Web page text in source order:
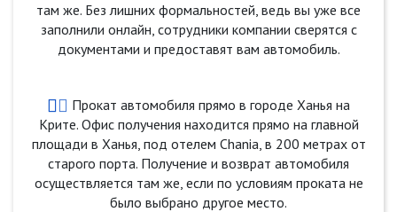
там же. Без лишних формальностей, ведь вы уже все
заполнили онлайн, сотрудники компании сверятся с
документами и предоставят вам автомобиль.
Прокат автомобиля прямо в городе Ханья на
Крите. Офис получения находится прямо на главной
площади в Ханья, под отелем Chania, в 200 метрах от
старого порта. Получение и возврат автомобиля
осуществляется там же, если по условиям проката не
было выбрано другое место.